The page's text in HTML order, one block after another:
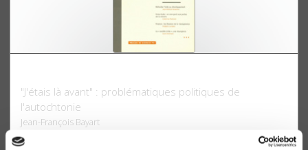
"J'étais là avant" : problématiques politiques de
l'autochtonie
Jean-François Bayart